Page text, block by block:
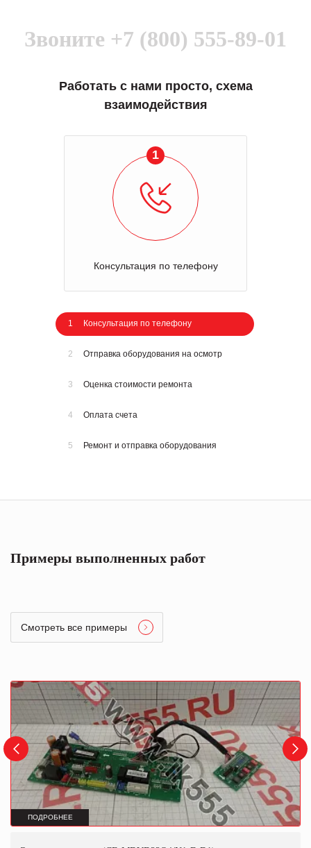
Звоните +7 (800) 555-89-01
Работать с нами просто, схема
взаимодействия
1
Консультация по телефону
1 Консультация по телефону
2 Отправка оборудования на осмотр
3 Оценка стоимости ремонта
4 Оплата счета
5 Ремонт и отправка оборудования
Примеры выполненных работ
Смотреть все примеры
ПОДРОБНЕЕ